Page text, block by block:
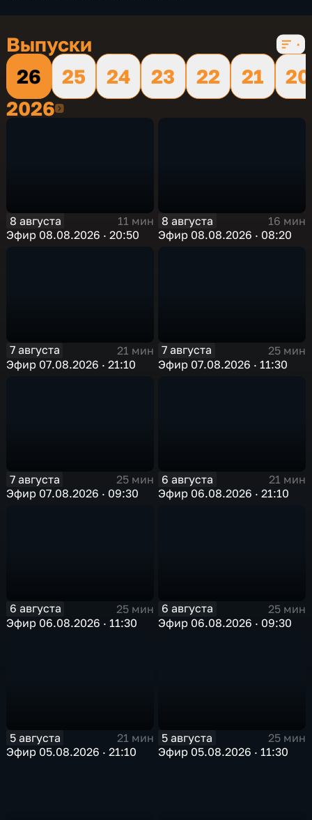
Выпуски
26
25 24 23 22 21
20
20262026
8 августа
11 мин
Эфир 08.08.2026 · 20:50
8 августа
16 мин
Эфир 08.08.2026 · 08:20
7 августа
21 мин
Эфир 07.08.2026 · 21:10
7 августа
25 мин
Эфир 07.08.2026 · 11:30
7 августа
25 мин
Эфир 07.08.2026 · 09:30
6 августа
21 мин
Эфир 06.08.2026 · 21:10
6 августа
25 мин
Эфир 06.08.2026 · 11:30
6 августа
25 мин
Эфир 06.08.2026 · 09:30
5 августа
21 мин
Эфир 05.08.2026 · 21:10
5 августа
25 мин
Эфир 05.08.2026 · 11:30